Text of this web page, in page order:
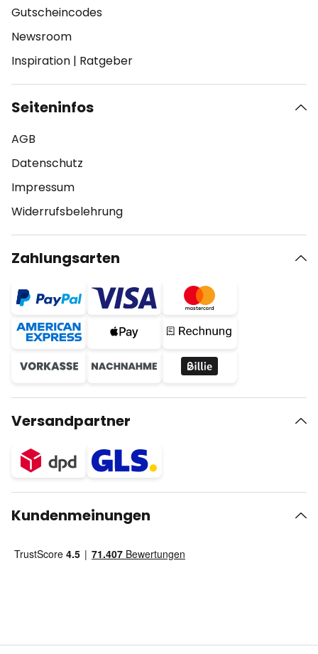
Gutscheincodes
Newsroom
Inspiration | Ratgeber
Seiteninfos
AGB
Datenschutz
Impressum
Widerrufsbelehrung
Zahlungsarten
Versandpartner
Kundenmeinungen